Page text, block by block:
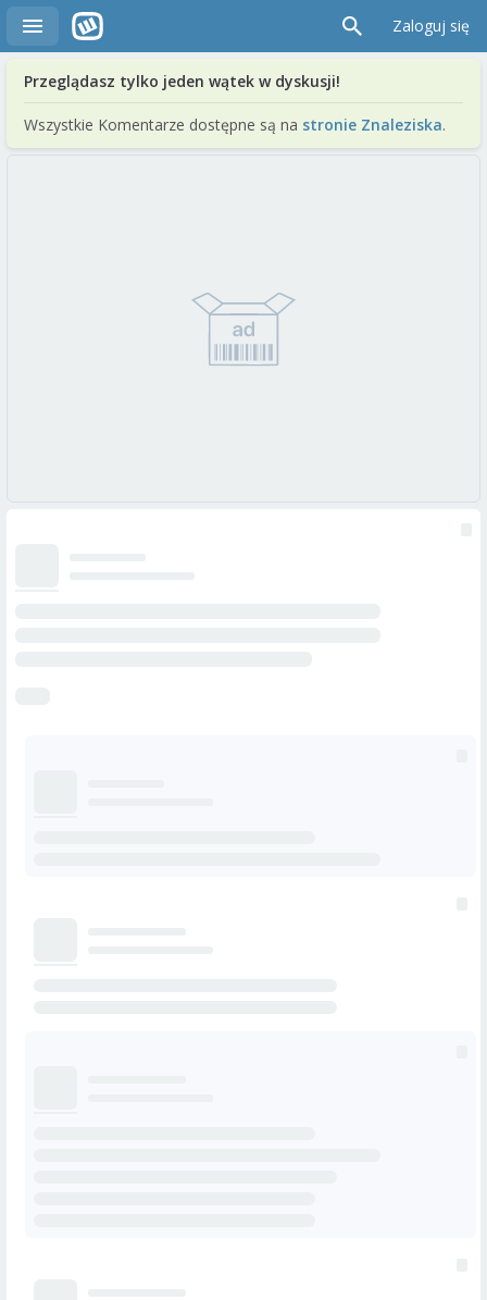
Zaloguj się
Przeglądasz tylko jeden wątek w dyskusji!
Wszystkie Komentarze dostępne są na stronie Znaleziska.